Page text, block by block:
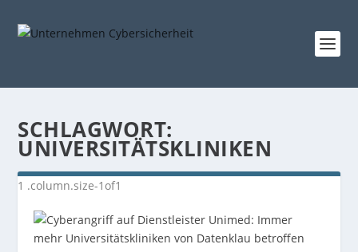
SCHLAGWORT:
UNIVERSITÄTSKLINIKEN